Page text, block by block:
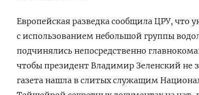
Европейская разведка сообщила ЦРУ, что
с использованием небольшой группы
подчинялись непосредственно
чтобы президент Владимир Зеленский
газета нашла в слитых служащим